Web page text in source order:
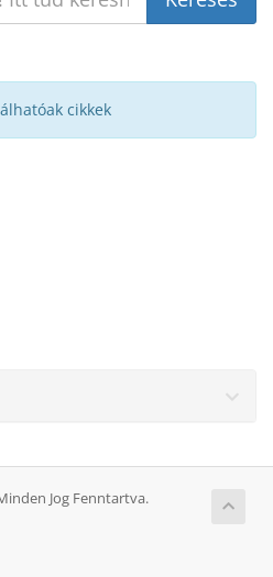
cikkek
Jog Fenntartva.